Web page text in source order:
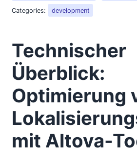
Categories: development
Technischer
Überblick:
Optimierung
mit Altova-